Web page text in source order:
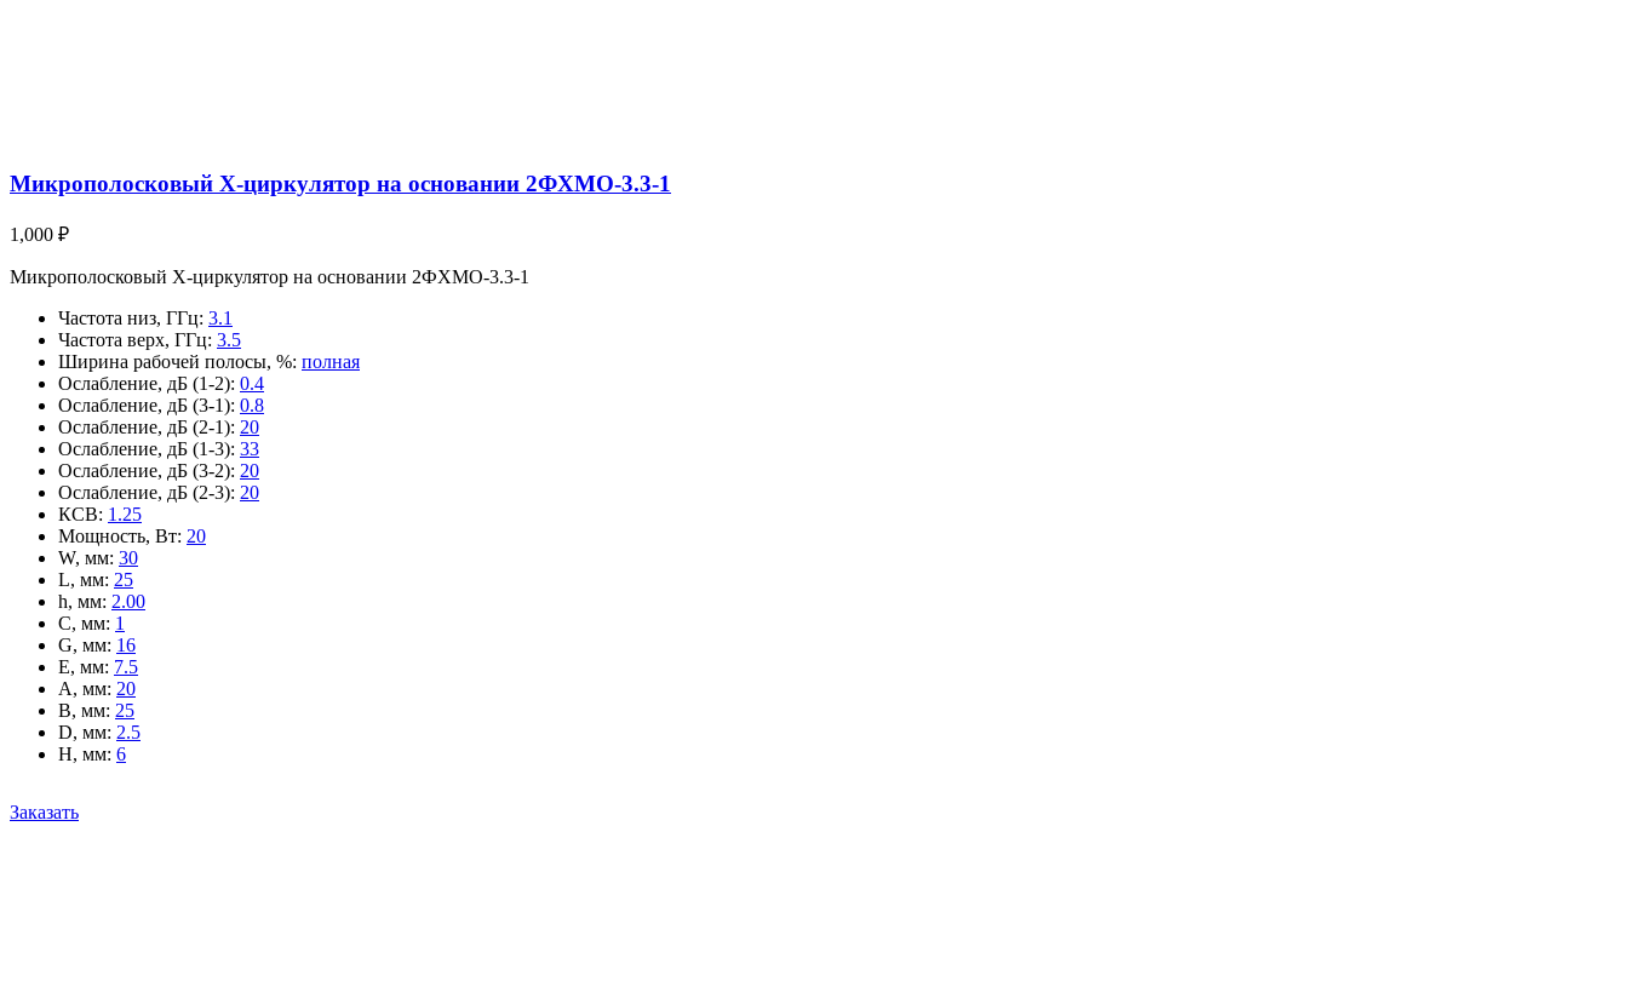
Микрополосковый X-циркулятор на основании 2ФХМО-3.3-1
1,000 ₽
Микрополосковый X-циркулятор на основании 2ФХМО-3.3-1
Частота низ, ГГц: 3.1
Частота верх, ГГц: 3.5
Ширина рабочей полосы, %: полная
Ослабление, дБ (1-2): 0.4
Ослабление, дБ (3-1): 0.8
Ослабление, дБ (2-1): 20
Ослабление, дБ (1-3): 33
Ослабление, дБ (3-2): 20
Ослабление, дБ (2-3): 20
КСВ: 1.25
Мощность, Вт: 20
W, мм: 30
L, мм: 25
h, мм: 2.00
C, мм: 1
G, мм: 16
E, мм: 7.5
A, мм: 20
B, мм: 25
D, мм: 2.5
H, мм: 6
Заказать